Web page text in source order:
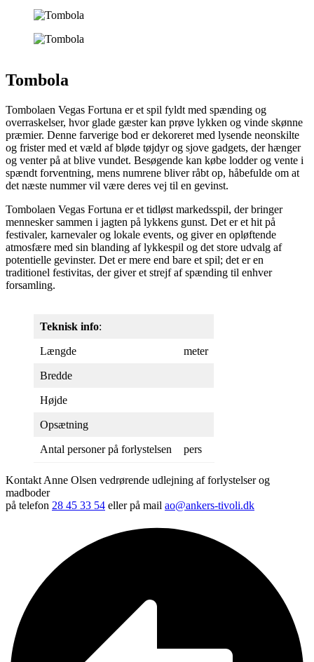
Tombola
Tombolaen Vegas Fortuna er et spil fyldt med spænding og
overraskelser, hvor glade gæster kan prøve lykken og vinde skønne
præmier. Denne farverige bod er dekoreret med lysende neonskilte
og frister med et væld af bløde tøjdyr og sjove gadgets, der hænger
og venter på at blive vundet. Besøgende kan købe lodder og vente i
spændt forventning, mens numrene bliver råbt op, håbefulde om at
det næste nummer vil være deres vej til en gevinst.
Tombolaen Vegas Fortuna er et tidløst markedsspil, der bringer
mennesker sammen i jagten på lykkens gunst. Det er et hit på
festivaler, karnevaler og lokale events, og giver en opløftende
atmosfære med sin blanding af lykkespil og det store udvalg af
potentielle gevinster. Det er mere end bare et spil; det er en
traditionel festivitas, der giver et strejf af spænding til enhver
forsamling.
Teknisk info:
Længde meter
Bredde
Højde
Opsætning
Antal personer på forlystelsen pers
Kontakt Anne Olsen vedrørende udlejning af forlystelser og
madboder
på telefon 28 45 33 54 eller på mail ao@ankers-tivoli.dk